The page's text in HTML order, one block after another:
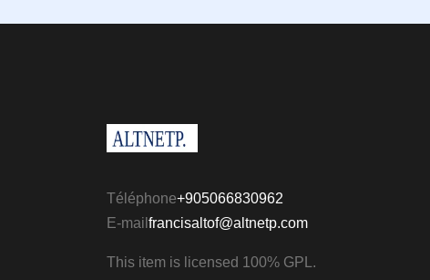
Téléphone+905066830962
E-mail francisaltof@altnetp.com
This item is licensed 100% GPL.